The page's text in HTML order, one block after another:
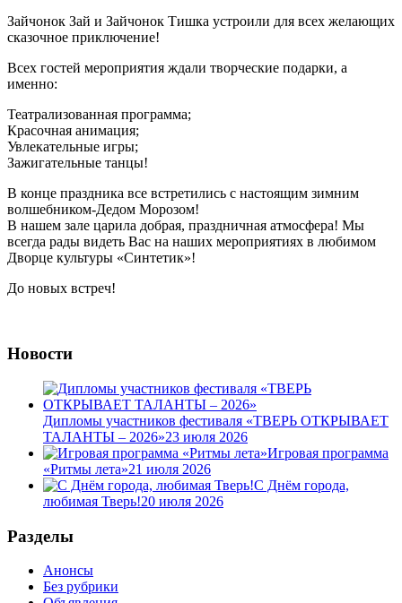
Зайчонок Зай и Зайчонок Тишка устроили для всех желающих
сказочное приключение!
Всех гостей мероприятия ждали творческие подарки, а
именно:
Театрализованная программа;
Красочная анимация;
Увлекательные игры;
Зажигательные танцы!
В конце праздника все встретились с настоящим зимним
волшебником-Дедом Морозом!
В нашем зале царила добрая, праздничная атмосфера! Мы
всегда рады видеть Вас на наших мероприятиях в любимом
Дворце культуры «Синтетик»!
До новых встреч!
Новости
Дипломы участников фестиваля «ТВЕРЬ ОТКРЫВАЕТ
ТАЛАНТЫ – 2026»23 июля 2026
Игровая программа
«Ритмы лета»21 июля 2026
С Днём города,
любимая Тверь!20 июля 2026
Разделы
Анонсы
Без рубрики